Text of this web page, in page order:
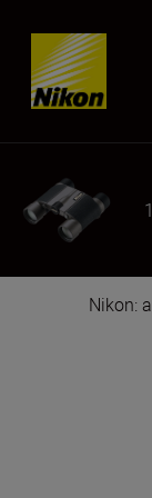
Skip content
Nikon: